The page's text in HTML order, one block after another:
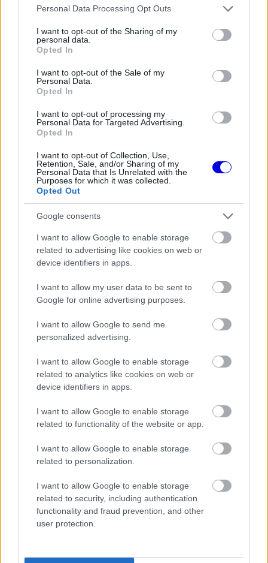
Please note that this website/app uses one or more Google
not limited to your visit or usage behaviour. You may click to
grant or deny consent to Google and its third-party tags to
use your data for below specified purposes in below Google
consent section.
Personal Data Processing Opt Outs
I want to opt-out of the Sharing of my
personal data.
Opted In
I want to opt-out of the Sale of my
Personal Data.
Opted In
I want to opt-out of processing my
Personal Data for Targeted Advertising.
Opted In
I want to opt-out of Collection, Use,
Retention, Sale, and/or Sharing of my
Personal Data that Is Unrelated with the
Purposes for which it was collected.
Opted Out
Google consents
I want to allow Google to enable storage
related to advertising like cookies on web or
device identifiers in apps.
I want to allow my user data to be sent to
Google for online advertising purposes.
I want to allow Google to send me
personalized advertising.
I want to allow Google to enable storage
related to analytics like cookies on web or
device identifiers in apps.
I want to allow Google to enable storage
related to functionality of the website or app.
I want to allow Google to enable storage
related to personalization.
I want to allow Google to enable storage
related to security, including authentication
functionality and fraud prevention, and other
user protection.
újoncát. Lawson az időbüntetés
mellett egy büntetőpontot is kapott a licencére,
ami azt jelenti, hogy jelenleg hatnál jár.
is
loading.
This
modal
window.
the server or network failed or because the format
Amikor a futamot követően aRacingNews365
incidensről kérdezte őt, Lawson így fogalmazott:
„Védekeztem ellene. Ha őszinte akarok lenni, elég
későn mozdultam be, szóval valószínűleg az én
hibám volt. Nem volt szándékos, de gondolom,
ezért kaptam a büntetést.”
EZEKET IS AJÁNLJUK
FORMA-1
A B-konstrukció csak a kezdet
indít az Aston Martin
FORMA-1
Meggondolta magát a McLaren
Max Verstappen átigazolásával
kapcsolatban